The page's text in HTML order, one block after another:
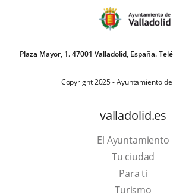
Plaza Mayor, 1. 47001 Valladolid, España.
Copyright 2025 - Ayuntamiento
valladolid.es
El Ayuntamiento
Tu ciudad
Para ti
TurismoEste